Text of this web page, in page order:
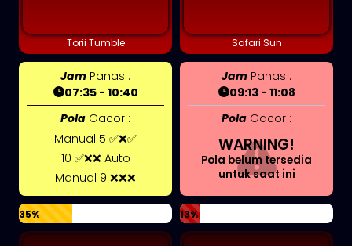
Torii Tumble
Jam Panas :
07:35 - 10:40
Pola Gacor :
Manual 5 ✅❌✅
10 ✅❌❌ Auto
Manual 9 ❌❌❌
35%
Safari Sun
Jam Panas :
09:13 - 11:08
Pola Gacor :
WARNING!
Pola belum tersedia
untuk saat ini
13%